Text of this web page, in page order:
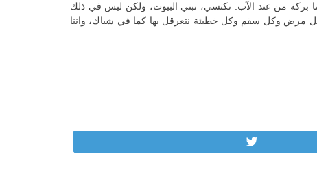
بركة من عند الآب. نكتسي، نبني البيوت، ولكن ليس في ذلك
كل مرض وكل سقم وكل خطيئة نتعرقل بها كما في شباك، واننا